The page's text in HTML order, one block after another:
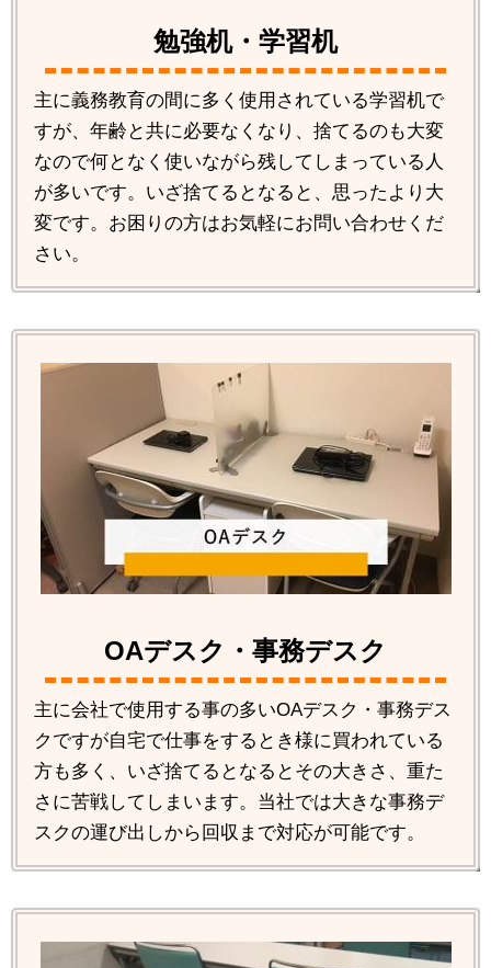
勉強机・学習机
主に義務教育の間に多く使用されている学習机で
すが、年齢と共に必要なくなり、捨てるのも大変
なので何となく使いながら残してしまっている人
が多いです。いざ捨てるとなると、思ったより大
変です。お困りの方はお気軽にお問い合わせくだ
さい。
OAデスク・事務デスク
主に会社で使用する事の多いOAデスク・事務デス
クですが自宅で仕事をするとき様に買われている
方も多く、いざ捨てるとなるとその大きさ、重た
さに苦戦してしまいます。当社では大きな事務デ
スクの運び出しから回収まで対応が可能です。